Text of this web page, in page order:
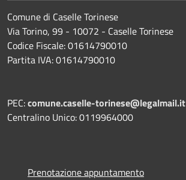
Comune di Caselle Torinese
Via Torino, 99 - 10072 - Caselle Torinese
Codice Fiscale: 01614790010
Partita IVA: 01614790010
PEC:comune.caselle-torinese@legalmail.it
Centralino Unico: 0119964000
Prenotazione appuntamento